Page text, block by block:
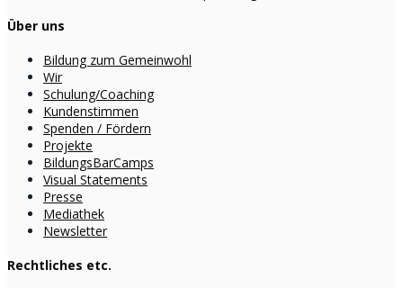
Über uns
Bildung zum Gemeinwohl
Wir
Schulung/Coaching
Kundenstimmen
Spenden / Fördern
Projekte
BildungsBarCamps
Visual Statements
Presse
Mediathek
Newsletter
Rechtliches etc.